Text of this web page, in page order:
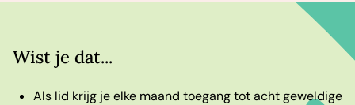
Wist je dat...
Als lid krijg je elke maand toegang tot acht geweldige